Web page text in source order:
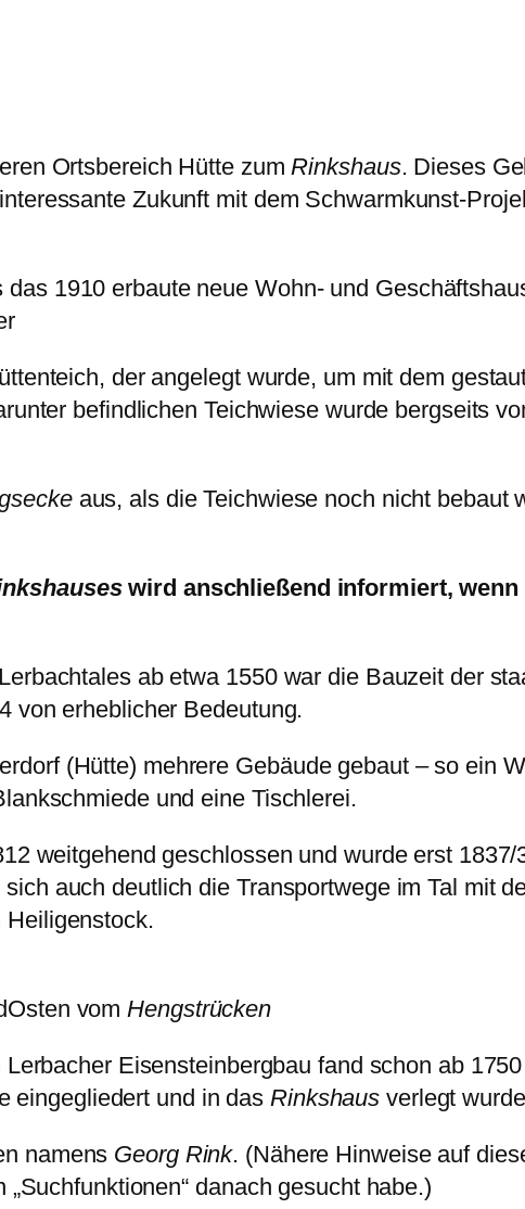
Ortsbereich Hütte zumRinkshaus. Dieses
Zukunft mit dem Schwarmkunst-
1910 erbaute neue Wohn- und
der angelegt wurde, um mit dem
befindlichen Teichwiese wurde bergseits
aus, als die Teichwiese noch nicht bebaut
wird anschließend informiert, wenn
ab etwa 1550 war die Bauzeit der
von erheblicher Bedeutung.
(Hütte) mehrere Gebäude gebaut – so ein
und eine Tischlerei.
weitgehend geschlossen und wurde erst
auch deutlich die Transportwege im Tal mit
Heiligenstock.
vomHengstrücken
Eisensteinbergbau fand schon ab
eingegliedert und in dasRinkshaus verlegt
namens Georg Rink. (Nähere Hinweise auf
danach gesucht habe.)